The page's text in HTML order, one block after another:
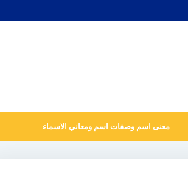
معنى اسم وصفات اسم ومعاني الاسماء